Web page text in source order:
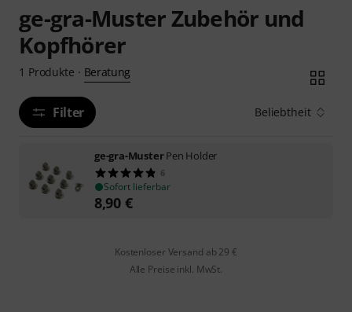
ge-gra-Muster Zubehör und
Kopfhörer
1 Produkte · Beratung
Filter Beliebtheit
ge-gra-MusterPen Holder
6
Sofort lieferbar
8,90 €
Kostenloser Versand ab 29 €
Alle Preise inkl. MwSt.